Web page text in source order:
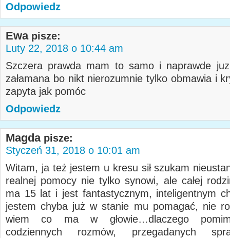
Odpowiedz
Ewa pisze:
Luty 22, 2018 o 10:44 am
Szczera prawda mam to samo i naprawde
załamana bo nikt nierozumnie tylko obmawia i
zapyta jak pomóc
Odpowiedz
Magda pisze:
Styczeń 31, 2018 o 10:01 am
Witam, ja też jestem u kresu sił szukam
realnej pomocy nie tylko synowi, ale całej
ma 15 lat i jest fantastycznym, inteligentnym
jestem chyba już w stanie mu pomagać, nie
wiem co ma w głowie…dlaczego
codziennych rozmów, przegadanych